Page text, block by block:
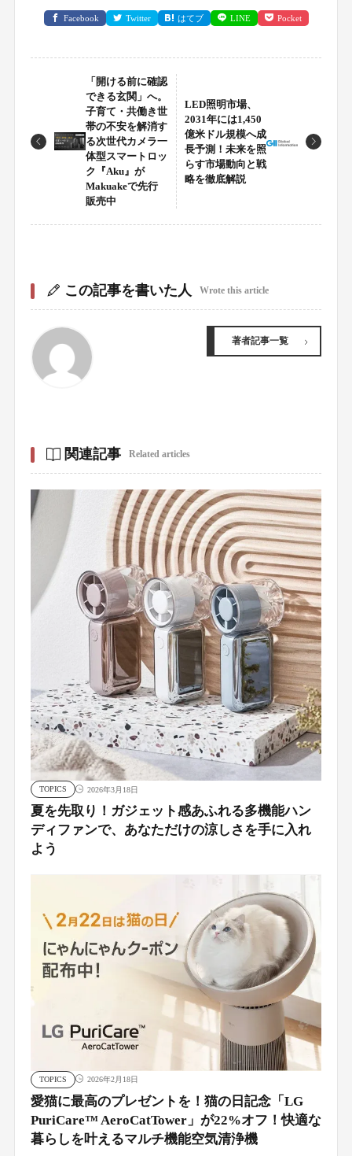
Facebook Twitter はてブ LINE Pocket
「開ける前に確認
できる玄関」へ。
子育て・共働き世
帯の不安を解消す
る次世代カメラ一
体型スマートロッ
ク『Aku』が
Makuakeで先行
販売中
LED照明市場、
2031年には1,450
億米ドル規模へ成
長予測！未来を照
らす市場動向と戦
略を徹底解説
この記事を書いた人 Wrote this article
著者記事一覧
関連記事 Related articles
TOPICS 2026年3月18日
夏を先取り！ガジェット感あふれる多機能ハン
ディファンで、あなただけの涼しさを手に入れ
よう
TOPICS 2026年2月18日
愛猫に最高のプレゼントを！猫の日記念「LG
PuriCare™ AeroCatTower」が22%オフ！快適な
暮らしを叶えるマルチ機能空気清浄機